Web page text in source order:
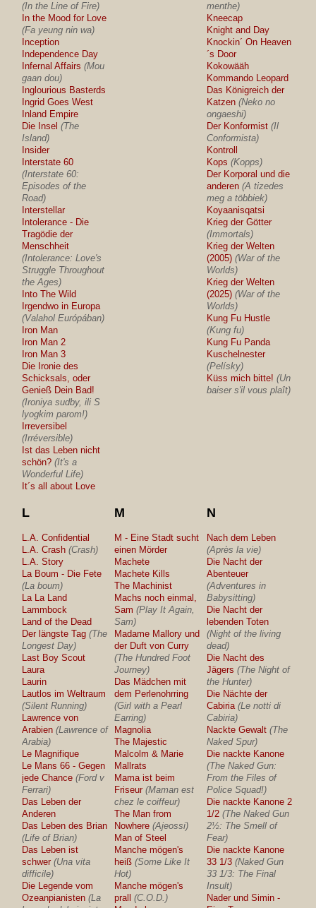
(In the Line of Fire)
In the Mood for Love
(Fa yeung nin wa)
Inception
Independence Day
Infernal Affairs (Mou
gaan dou)
Inglourious Basterds
Ingrid Goes West
Inland Empire
Die Insel (The
Island)
Insider
Interstate 60
(Interstate 60:
Episodes of the
Road)
Interstellar
Intolerance - Die
Tragödie der
Menschheit
(Intolerance: Love's
Struggle Throughout
the Ages)
Into The Wild
Irgendwo in Europa
(Valahol Európában)
Iron Man
Iron Man 2
Iron Man 3
Die Ironie des
Schicksals, oder
Genieß Dein Bad!
(Ironiya sudby, ili S
lyogkim parom!)
Irreversibel
(Irréversible)
Ist das Leben nicht
schön? (It's a
Wonderful Life)
It´s all about Love
menthe)
Kneecap
Knight and Day
Knockin´ On Heaven
´s Door
Kokowääh
Kommando Leopard
Das Königreich der
Katzen (Neko no
ongaeshi)
Der Konformist (Il
Conformista)
Kontroll
Kops (Kopps)
Der Korporal und die
anderen (A tizedes
meg a többiek)
Koyaanisqatsi
Krieg der Götter
(Immortals)
Krieg der Welten
(2005) (War of the
Worlds)
Krieg der Welten
(2025) (War of the
Worlds)
Kung Fu Hustle
(Kung fu)
Kung Fu Panda
Kuschelnester
(Pelísky)
Küss mich bitte! (Un
baiser s'il vous plaît)
L
L.A. Confidential
L.A. Crash (Crash)
L.A. Story
La Boum - Die Fete
(La boum)
La La Land
Lammbock
Land of the Dead
Der längste Tag (The
Longest Day)
Last Boy Scout
Laura
Laurin
Lautlos im Weltraum
(Silent Running)
Lawrence von
Arabien (Lawrence of
Arabia)
Le Magnifique
Le Mans 66 - Gegen
jede Chance (Ford v
Ferrari)
Das Leben der
Anderen
Das Leben des Brian
(Life of Brian)
Das Leben ist
schwer (Una vita
difficile)
Die Legende vom
Ozeanpianisten (La
M
M - Eine Stadt sucht
einen Mörder
Machete
Machete Kills
The Machinist
Machs noch einmal,
Sam (Play It Again,
Sam)
Madame Mallory und
der Duft von Curry
(The Hundred Foot
Journey)
Das Mädchen mit
dem Perlenohrring
(Girl with a Pearl
Earring)
Magnolia
The Majestic
Malcolm & Marie
Mallrats
Mama ist beim
Friseur (Maman est
chez le coiffeur)
The Man from
Nowhere (Ajeossi)
Man of Steel
Manche mögen's
heiß (Some Like It
Hot)
Manche mögen's
prall
(C.O.D.)
N
Nach dem Leben
(Après la vie)
Die Nacht der
Abenteuer
(Adventures in
Babysitting)
Die Nacht der
lebenden Toten
(Night of the living
dead)
Die Nacht des
Jägers (The Night of
the Hunter)
Die Nächte der
Cabiria (Le notti di
Cabiria)
Nackte Gewalt (The
Naked Spur)
Die nackte Kanone
(The Naked Gun:
From the Files of
Police Squad!)
Die nackte Kanone 2
1/2 (The Naked Gun
2½: The Smell of
Fear)
Die nackte Kanone
33 1/3 (Naked Gun
33 1/3: The Final
Insult)
Nader und Simin -